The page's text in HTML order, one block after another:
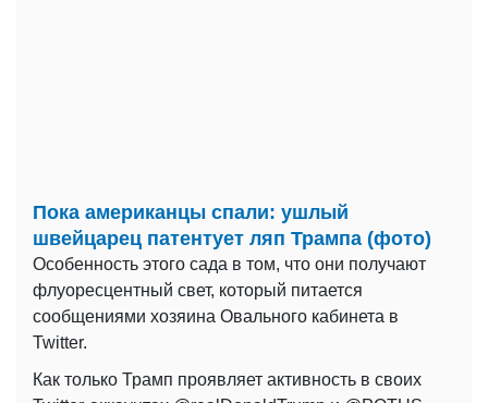
Пока американцы спали: ушлый
швейцарец патентует ляп Трампа (фото)
Особенность этого сада в том, что они получают
флуоресцентный свет, который питается
сообщениями хозяина Овального кабинета в
Twitter.
Как только Трамп проявляет активность в своих